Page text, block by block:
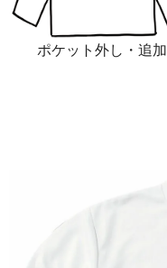
ポケット外し・追加